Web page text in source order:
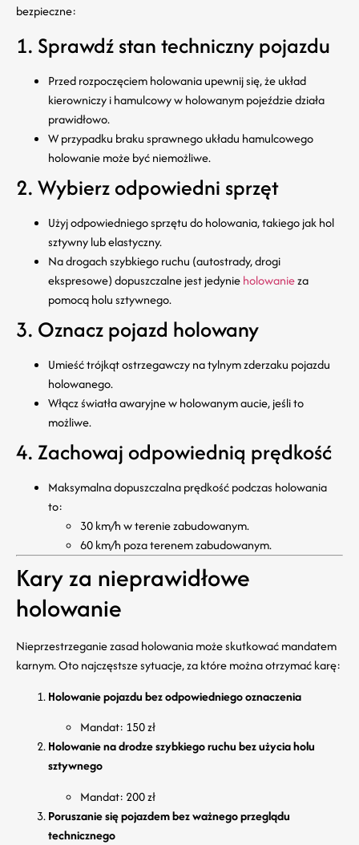
bezpieczne:
1. Sprawdź stan techniczny pojazdu
Przed rozpoczęciem holowania upewnij się, że układ
kierowniczy i hamulcowy w holowanym pojeździe działa
prawidłowo.
W przypadku braku sprawnego układu hamulcowego
holowanie może być niemożliwe.
2. Wybierz odpowiedni sprzęt
Użyj odpowiedniego sprzętu do holowania, takiego jak hol
sztywny lub elastyczny.
Na drogach szybkiego ruchu (autostrady, drogi
ekspresowe) dopuszczalne jest jedynieholowanieza
pomocą holu sztywnego.
3. Oznacz pojazd holowany
Umieść trójkąt ostrzegawczy na tylnym zderzaku pojazdu
holowanego.
Włącz światła awaryjne w holowanym aucie, jeśli to
możliwe.
4. Zachowaj odpowiednią prędkość
Maksymalna dopuszczalna prędkość podczas holowania
to:
30 km/h w terenie zabudowanym.
60 km/h poza terenem zabudowanym.
Kary za nieprawidłowe
holowanie
Nieprzestrzeganie zasad holowania może skutkować mandatem
karnym. Oto najczęstsze sytuacje, za które można otrzymać karę:
Holowanie pojazdu bez odpowiedniego oznaczenia
Mandat: 150 zł
Holowanie na drodze szybkiego ruchu bez użycia holu
sztywnego
Mandat: 200 zł
Poruszanie się pojazdem bez ważnego przeglądu
technicznego